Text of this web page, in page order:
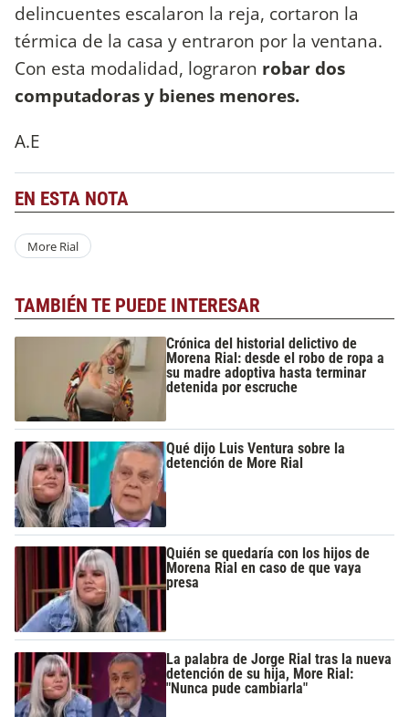
delincuentes escalaron la reja, cortaron la
térmica de la casa y entraron por la ventana.
Con esta modalidad, lograron robar dos
computadoras y bienes menores.
A.E
EN ESTA NOTA
More Rial
TAMBIÉN TE PUEDE INTERESAR
Crónica del historial delictivo de
Morena Rial: desde el robo de ropa a
su madre adoptiva hasta terminar
detenida por escruche
Qué dijo Luis Ventura sobre la
detención de More Rial
Quién se quedaría con los hijos de
Morena Rial en caso de que vaya
presa
La palabra de Jorge Rial tras la nueva
detención de su hija, More Rial:
"Nunca pude cambiarla"